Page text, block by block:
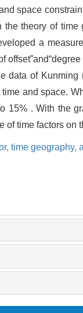
space
theory of
a
data of
and space.
15% . With the
of time factors
time geography,